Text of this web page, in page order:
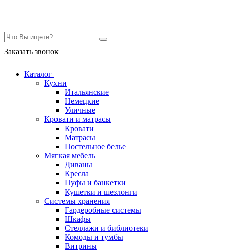
Заказать звонок
Каталог
Кухни
Итальянские
Немецкие
Уличные
Кровати и матрасы
Кровати
Матрасы
Постельное белье
Мягкая мебель
Диваны
Кресла
Пуфы и банкетки
Кушетки и шезлонги
Системы хранения
Гардеробные системы
Шкафы
Стеллажи и библиотеки
Комоды и тумбы
Витрины